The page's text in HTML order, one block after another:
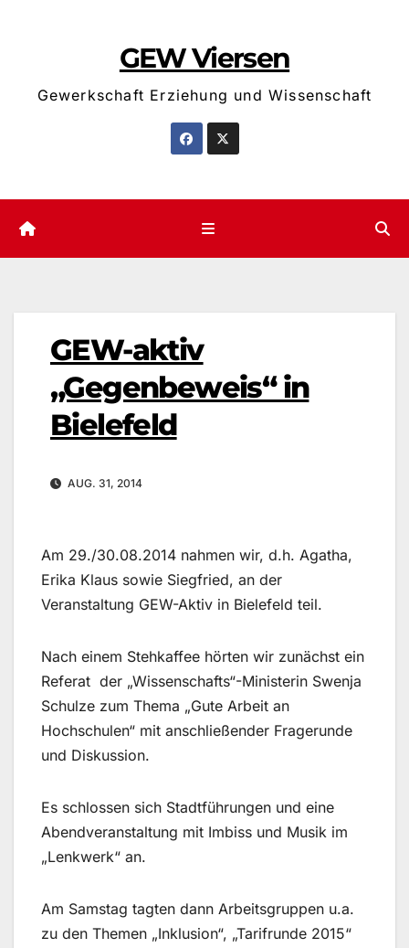
GEW Viersen
Gewerkschaft Erziehung und Wissenschaft
GEW-aktiv
„Gegenbeweis“ in
Bielefeld
AUG. 31, 2014
Am 29./30.08.2014 nahmen wir, d.h. Agatha,
Erika Klaus sowie Siegfried, an der
Veranstaltung GEW-Aktiv in Bielefeld teil.
Nach einem Stehkaffee hörten wir zunächst ein
Referat der „Wissenschafts“-Ministerin Swenja
Schulze zum Thema „Gute Arbeit an
Hochschulen“ mit anschließender Fragerunde
und Diskussion.
Es schlossen sich Stadtführungen und eine
Abendveranstaltung mit Imbiss und Musik im
„Lenkwerk“ an.
Am Samstag tagten dann Arbeitsgruppen u.a.
zu den Themen „Inklusion“, „Tarifrunde 2015“